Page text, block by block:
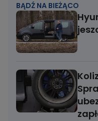
BĄDŹ NA BIEŻĄCO